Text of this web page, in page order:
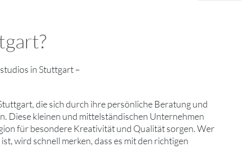
in Stuttgart –
die sich durch ihre persönliche Beratung und
Diese kleinen und mittelständischen Unternehmen
für besondere Kreativität und Qualität sorgen. Wer
wird schnell merken, dass es mit den richtigen